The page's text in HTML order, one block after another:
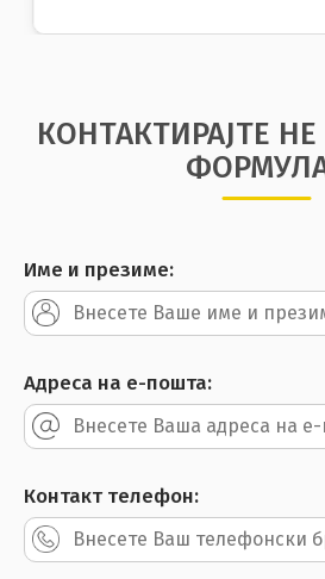
КОНТАКТИРАЈТЕ
Име и презиме:
Адреса на е-пошта:
Контакт телефон: